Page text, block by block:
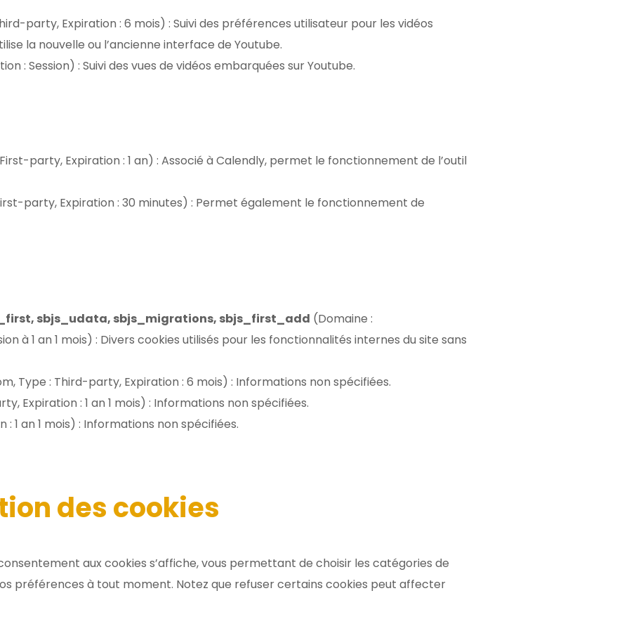
party, Expiration : 6 mois) : Suivi des préférences utilisateur pour les vidéos
la nouvelle ou l’ancienne interface de Youtube.
: Session) : Suivi des vues de vidéos embarquées sur Youtube.
party, Expiration : 1 an) : Associé à Calendly, permet le fonctionnement de l’outil
party, Expiration : 30 minutes) : Permet également le fonctionnement de
sbjs_udata, sbjs_migrations, sbjs_first_add (Domaine :
à 1 an 1 mois) : Divers cookies utilisés pour les fonctionnalités internes du site sans
Type : Third-party, Expiration : 6 mois) : Informations non spécifiées.
Expiration : 1 an 1 mois) : Informations non spécifiées.
1 an 1 mois) : Informations non spécifiées.
des cookies
aux cookies s’affiche, vous permettant de choisir les catégories de
préférences à tout moment. Notez que refuser certains cookies peut affecter